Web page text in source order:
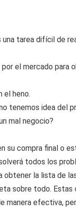
tarea difícil de
el mercado para
el heno.
tenemos idea del
mal negocio?
su compra final o
todos los
la lista de
sobre todo. Estas
manera efectiva,